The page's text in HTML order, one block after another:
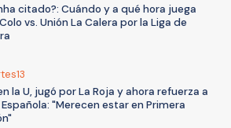
citado?: Cuándo y a qué hora juega
vs. Unión La Calera por la Liga de
la U, jugó por La Roja y ahora refuerza a
"Merecen estar en Primera